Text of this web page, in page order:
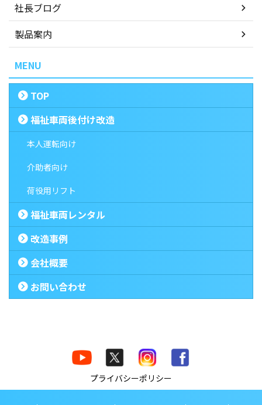
社長ブログ
製品案内
MENU
TOP
福祉車両後付け改造
本人運転向け
介助者向け
荷役用リフト
福祉車両レンタル
改造事例
会社概要
お問い合わせ
プライバシーポリシー